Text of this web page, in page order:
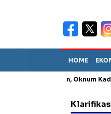
HOME
Penganiayaan, Oknum Kades